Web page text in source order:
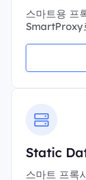
스마트용 프
SmartProxy
Static
스마트 프록